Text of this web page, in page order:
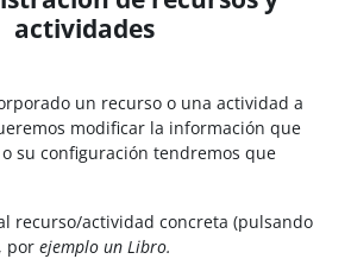
actividades
un recurso o una actividad a
modificar la información que
su configuración tendremos que
recurso/actividad concreta (pulsando
por ejemplo un Libro.